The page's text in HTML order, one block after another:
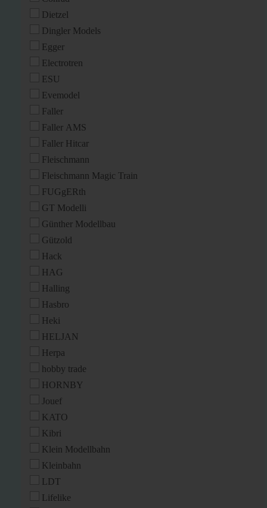
Dietzel
Dingler Models
Egger
Electrotren
ESU
Evemodel
Faller
Faller AMS
Faller Hitcar
Fleischmann
Fleischmann Magic Train
FUGgERth
GT Modelli
Günther Modellbau
Gützold
Hack
HAG
Halling
Hasbro
Heki
HELJAN
Herpa
hobby trade
HORNBY
Jouef
KATO
Kibri
Klein Modellbahn
Kleinbahn
LDT
Lifelike